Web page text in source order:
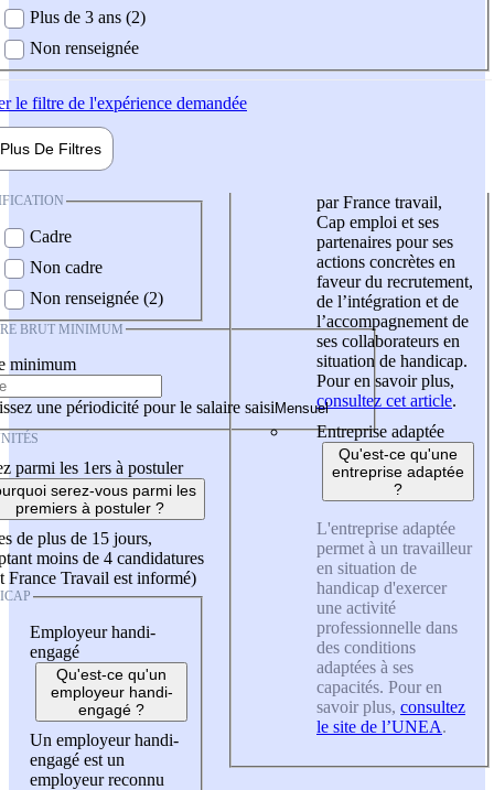
Plus de 3 ans (2)
Non renseignée
le filtre de l'expérience demandée
Plus De Filtres
Cadre
Non cadre
Non renseignée (2)
BRUT MINIMUM
minimum
une périodicité pour le salaire saisi
parmi les 1ers à postuler
serez-vous parmi les
premiers à postuler ?
de plus de 15 jours,
moins de 4 candidatures
France Travail est informé)
Employeur handi-
engagé
Qu'est-ce qu'un
employeur handi-
engagé ?
Un employeur handi-
engagé est un
employeur reconnu
par France travail,
Cap emploi et ses
partenaires pour ses
actions concrètes en
faveur du recrutement,
de l’intégration et de
l’accompagnement de
ses collaborateurs en
situation de handicap.
Pour en savoir plus,
consultez cet article.
Entreprise adaptée
Qu'est-ce qu'une
entreprise adaptée
?
L'entreprise adaptée
permet à un travailleur
en situation de
handicap d'exercer
une activité
professionnelle dans
des conditions
adaptées à ses
capacités. Pour en
savoir plus, consultez
le site de l’UNEA.